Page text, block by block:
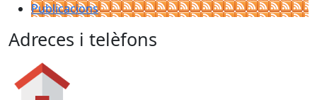
Publicacions
Adreces i telèfons